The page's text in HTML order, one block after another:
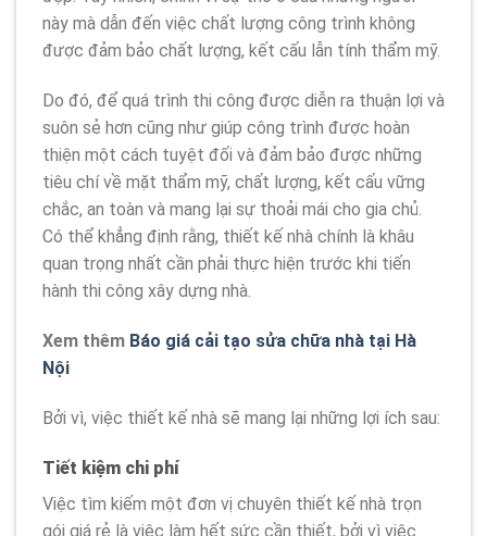
này mà dẫn đến việc chất lượng công trình không
được đảm bảo chất lượng, kết cấu lẫn tính thẩm mỹ.
Do đó, để quá trình thi công được diễn ra thuận lợi và
suôn sẻ hơn cũng như giúp công trình được hoàn
thiện một cách tuyệt đối và đảm bảo được những
tiêu chí về mặt thẩm mỹ, chất lượng, kết cấu vững
chắc, an toàn và mang lại sự thoải mái cho gia chủ.
Có thể khẳng định rằng, thiết kế nhà chính là khâu
quan trọng nhất cần phải thực hiện trước khi tiến
hành thi công xây dựng nhà.
Xem thêm Báo giá cải tạo sửa chữa nhà tại Hà
Nội
Bởi vì, việc thiết kế nhà sẽ mang lại những lợi ích sau:
Tiết kiệm chi phí
Việc tìm kiếm một đơn vị chuyên thiết kế nhà trọn
gói giá rẻ là việc làm hết sức cần thiết, bởi vì việc